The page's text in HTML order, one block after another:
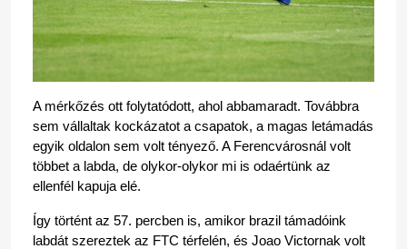
A mérkőzés ott folytatódott, ahol abbamaradt. Továbbra
sem vállaltak kockázatot a csapatok, a magas letámadás
egyik oldalon sem volt tényező. A Ferencvárosnál volt
többet a labda, de olykor-olykor mi is odaértünk az
ellenfél kapuja elé.
Így történt az 57. percben is, amikor brazil támadóink
labdát szereztek az FTC térfelén, és Joao Victornak volt